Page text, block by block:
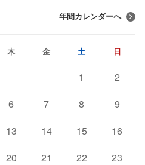
年間カレンダーへ
木 金 土 日
1
2
6 7 8
9
13 14 15
16
20 21 22
23